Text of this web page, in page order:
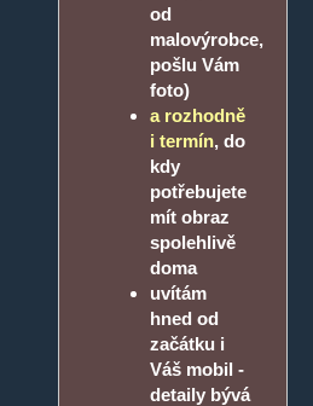
od
malovýrobce,
pošlu Vám
foto)
a rozhodně
i termín, do
kdy
potřebujete
mít obraz
spolehlivě
doma
uvítám
hned od
začátku i
Váš mobil -
detaily bývá